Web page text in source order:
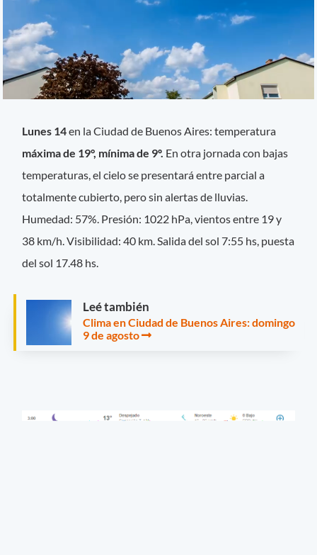
Lunes 14en la Ciudad de Buenos Aires: temperatura
máxima de 19°, mínima de 9º. En otra jornada con bajas
temperaturas, el cielo se presentará entre parcial a
totalmente cubierto, pero sin alertas de lluvias.
Humedad: 57%. Presión: 1022 hPa, vientos entre 19 y
38 km/h. Visibilidad: 40 km. Salida del sol 7:55 hs, puesta
del sol 17.48 hs.
Leé también
Clima en Ciudad de Buenos Aires: domingo
9 de agosto